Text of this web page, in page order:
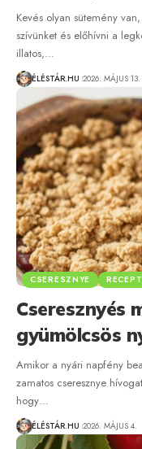
Kevés olyan sütemény
szívünket és előhívni a
illatos,…
ÉLÉSTÁR.HU 2026. MÁJUS 13.
CSERESZNYE
Cseresznyés
gyümölcsös
Amikor a nyári napfény
zamatos cseresznye
hogy…
ÉLÉSTÁR.HU 2026. MÁJUS 4.